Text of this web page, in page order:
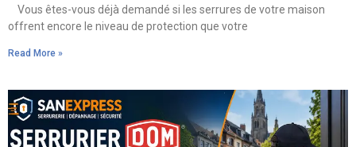
Vous êtes-vous déjà demandé si les serrures de votre maison
offrent encore le niveau de protection que votre
Read More »